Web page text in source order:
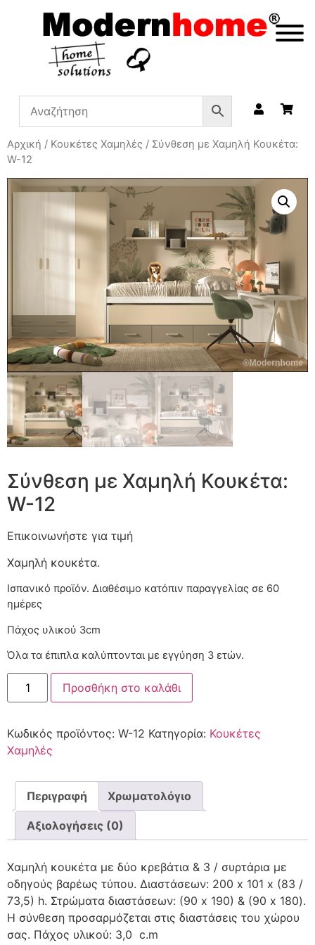
Αρχική / Κουκέτες Χαμηλές / Σύνθεση με Χαμηλή Κουκέτα:
W-12
Σύνθεση με Χαμηλή Κουκέτα:
W-12
Επικοινωνήστε για τιμή
Χαμηλή κουκέτα.
Ισπανικό προϊόν. Διαθέσιμο κατόπιν παραγγελίας
Πάχος υλικού 3cm
Όλα τα έπιπλα καλύπτονται με εγγύηση 3 ετών.
Προσθήκη στο καλάθι
Κωδικός προϊόντος: W-12 Κατηγορία: Κουκέτες
Χαμηλές
Περιγραφή Χρωματολόγιο
Αξιολογήσεις (0)
Χαμηλή κουκέτα με δύο κρεβάτια & 3 / συρτάρια με
οδηγούς βαρέως τύπου. Διαστάσεων: 200 x 101 x (83 /
73,5) h. Στρώματα διαστάσεων: (90 x 190) & (90 x 180).
Η σύνθεση προσαρμόζεται στις διαστάσεις του χώρου
σας. Πάχος υλικού: 3,0 c.m